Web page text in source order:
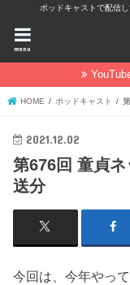
ポッドキャストで配信
menu
HOME ポッドキャスト
2021.12.02
第676回 童貞
送分
今回は、今年やっ